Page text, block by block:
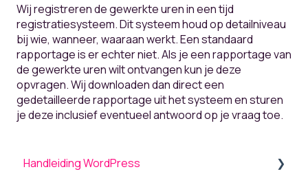
Wij registreren de gewerkte uren in een tijd
registratiesysteem. Dit systeem houd op detailniveau
bij wie, wanneer, waaraan werkt. Een standaard
rapportage is er echter niet. Als je een rapportage van
de gewerkte uren wilt ontvangen kun je deze
opvragen. Wij downloaden dan direct een
gedetailleerde rapportage uit het systeem en sturen
je deze inclusief eventueel antwoord op je vraag toe.
Handleiding WordPress